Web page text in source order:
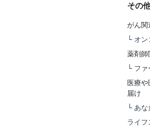
その
がん関
└ オン
薬剤師
└ ファ
医療や
届け
└ あな
ライフ